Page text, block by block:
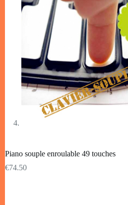
Piano souple enroulable 49 touches
€74.50